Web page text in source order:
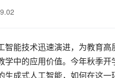
智能技术迅速演进，为教育
中的应用价值。今年秋季开
生成式人工智能，如何在这